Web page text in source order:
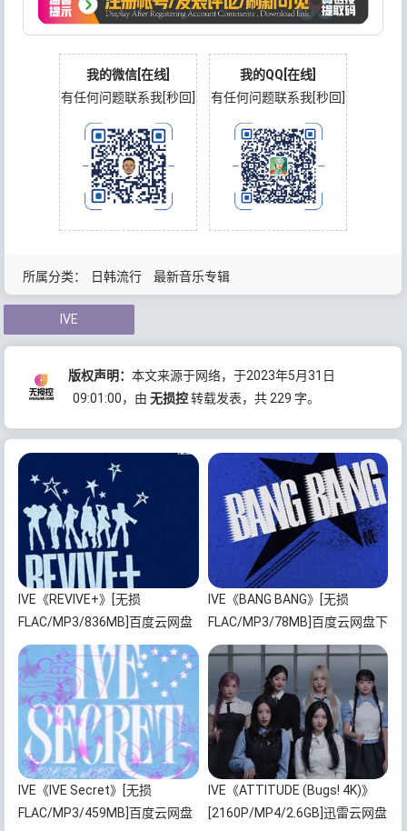
所属分类： 日韩流行 最新音乐专辑
我的微信[在线]
有任何问题联系我[秒回]
我的QQ[在线]
有任何问题联系我[秒回]
IVE
版权声明：本文来源于网络，于2023年5月31日
09:01:00，由无损控转载发表，共 229 字。
IVE《REVIVE+》[无损
FLAC/MP3/836MB]百度云网盘
下载
IVE《BANG BANG》[无损
FLAC/MP3/78MB]百度云网盘下
载
IVE《IVE Secret》[无损
FLAC/MP3/459MB]百度云网盘
IVE《ATTITUDE (Bugs! 4K)》
[2160P/MP4/2.6GB]迅雷云网盘